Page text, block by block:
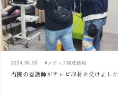
2024.06.06 #メディア掲載情報
当院の看護師がテレビ取材を受けまし